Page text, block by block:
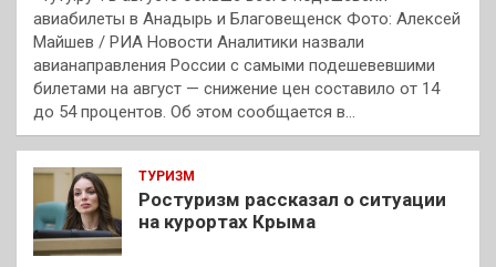
авиабилеты в Анадырь и Благовещенск Фото: Алексей
Майшев / РИА Новости Аналитики назвали
авианаправления России с самыми подешевевшими
билетами на август — снижение цен составило от 14
до 54 процентов. Об этом сообщается в…
ТУРИЗМ
Ростуризм рассказал о ситуации
на курортах Крыма